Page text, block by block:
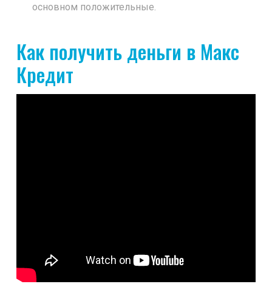
основном положительные.
Как получить деньги в Макс
Кредит